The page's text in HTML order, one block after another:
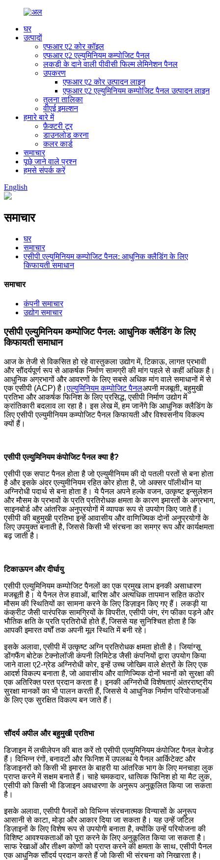
घर
उत्पादों
एफआर ए2 कोर कॉइल
एफआर ए2 एल्युमिनियम कम्पोजिट पैनल
लकड़ी के दाने वाली पीवीसी फिल्म लेमिनेशन पैनल
उपकरण
एफआर ए2 कोर उत्पादन लाइन
एफआर ए2 एल्युमिनियम कम्पोजिट पैनल उत्पादन लाइन
तुलना तालिका
वीएई इमल्शन
हमारे बारे में
फ़ैक्टरी टूर
डाउनलोड करना
कलर कार्ड
समाचार
पूछे जाने वाले प्रश्न
हमसे संपर्क करें
English
समाचार
घर
समाचार
एसीपी एल्युमिनियम कम्पोजिट पैनल: आधुनिक क्लैडिंग के लिए
किफायती समाधान
समाचार
कंपनी समाचार
उद्योग समाचार
एसीपी एल्युमिनियम कम्पोजिट पैनल: आधुनिक क्लैडिंग के लिए
किफायती समाधान
आज के तेजी से विकसित हो रहे वास्तुकला उद्योग में, टिकाऊ, लागत प्रभावी
और सौंदर्यपूर्ण रूप से आकर्षक निर्माण सामग्री की मांग पहले से कहीं अधिक है।
आधुनिक अग्रभागों और आवरणों के लिए सबसे अधिक मांग वाले समाधानों में से
एक एसीपी (ACP) है।एल्युमिनियम कम्पोजिट पैनलअपनी मजबूती, बहुमुखी
प्रतिभा और आकर्षक फिनिश के लिए प्रसिद्ध, एसीपी निर्माण उद्योग में
क्रांतिकारी बदलाव ला रहा है। इस लेख में, हम जानेंगे कि आधुनिक क्लैडिंग के
लिए एसीपी एल्युमीनियम कम्पोजिट पैनल किफायती और विश्वसनीय विकल्प
क्यों हैं।
एसीपी एल्युमिनियम कंपोजिट पैनल क्या है?
एसीपी एक सपाट पैनल होता है जो एल्युमीनियम की दो पतली परतों से बना होता
है और इसके अंदर एल्युमीनियम रहित कोर होता है, जो अक्सर पॉलीथीन या
अग्निरोधी पदार्थ से बना होता है। ये पैनल अपने हल्के वजन, उत्कृष्ट इन्सुलेशन
और मौसम के प्रभावों के प्रति प्रतिरोधक क्षमता के कारण इमारतों के अग्रभाग,
साइनबोर्ड और आंतरिक अनुप्रयोगों में व्यापक रूप से उपयोग किए जाते हैं।
एसीपी की बहुमुखी प्रतिभा इन्हें आवासीय और वाणिज्यिक दोनों अनुप्रयोगों के
लिए उपयुक्त बनाती है, जिससे किसी भी संरचना का समग्र रूप और कार्यक्षमता
बढ़ जाती है।
टिकाऊपन और दीर्घायु
एसीपी एल्युमिनियम कम्पोजिट पैनलों का एक प्रमुख लाभ इनकी असाधारण
मजबूती है। ये पैनल तेज हवाओं, बारिश और अत्यधिक तापमान सहित कठोर
मौसम की स्थितियों का सामना करने के लिए डिज़ाइन किए गए हैं। लकड़ी या
कंक्रीट जैसी पारंपरिक सामग्रियों के विपरीत, एसीपी जंग, रंग फीका पड़ने और
भौतिक क्षति के प्रति प्रतिरोधी होते हैं, जिससे यह सुनिश्चित होता है कि
आपकी इमारत वर्षों तक अपनी मूल स्थिति में बनी रहे।
इसके अलावा, एसीपी में उत्कृष्ट अग्नि प्रतिरोधक क्षमता होती है। जियांग्सू
डोंगफैंग बोटेक टेक्नोलॉजी कंपनी लिमिटेड जैसी कंपनियों द्वारा उपयोग किया
जाने वाला ए2-ग्रेड अग्निरोधी कोर, इन्हें उच्च जोखिम वाले क्षेत्रों के लिए एक
आदर्श विकल्प बनाता है, जो आवासीय और वाणिज्यिक दोनों भवनों को सुरक्षा की
एक अतिरिक्त परत प्रदान करता है। इनकी अग्निरोधी विशेषताएं अंतरराष्ट्रीय
सुरक्षा मानकों का भी पालन करती हैं, जिससे ये आधुनिक निर्माण परियोजनाओं
के लिए एक सुरक्षित विकल्प बन जाते हैं।
सौंदर्य अपील और बहुमुखी प्रतिभा
डिजाइन में लचीलेपन की बात करें तो एसीपी एल्युमिनियम कंपोजिट पैनल बेजोड़
हैं। विभिन्न रंगों, बनावटों और फिनिश में उपलब्ध ये पैनल आर्किटेक्ट और
डिजाइनरों को किसी भी इमारत के बाहरी या आंतरिक भाग के लिए मनचाहा लुक
प्राप्त करने में सक्षम बनाते हैं। चाहे चमकदार, धात्विक फिनिश हो या मैट लुक,
एसीपी को किसी भी डिजाइन अवधारणा के अनुरूप अनुकूलित किया जा सकता
है।
इसके अलावा, एसीपी पैनलों को विभिन्न संरचनात्मक विन्यासों के अनुरूप
आसानी से काटा, मोड़ा और आकार दिया जा सकता है। यह उन्हें जटिल
डिज़ाइनों के लिए विशेष रूप से उपयोगी बनाता है, क्योंकि उन्हें परियोजना की
विशिष्ट आवश्यकताओं को पूरा करने के लिए अनुकूलित किया जा सकता है।
साफ रेखाओं और तीक्ष्ण कोणों को प्राप्त करने की क्षमता के साथ, एसीपी पैनल
एक आधुनिक सौंदर्य प्रदान करते हैं जो किसी भी संरचना को निखारता है।